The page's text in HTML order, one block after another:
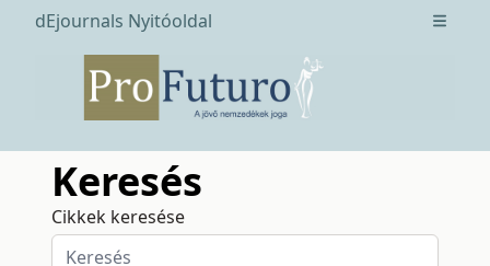
dEjournals Nyitóoldal Open
Keresés
Cikkek keresése